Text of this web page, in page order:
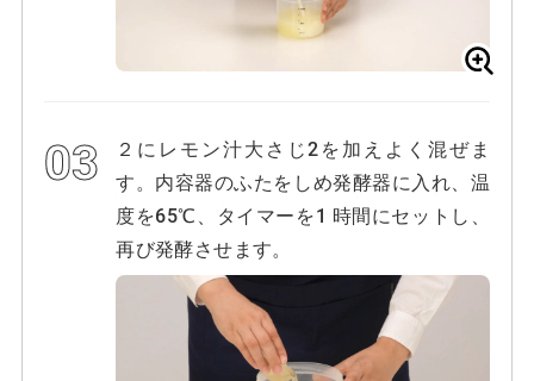
２にレモン汁大さじ2を加えよく混ぜま
す。内容器のふたをしめ発酵器に入れ、温
度を65℃、タイマーを1 時間にセットし、
再び発酵させます。